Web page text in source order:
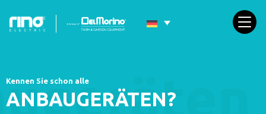
Kennen Sie schon alle
ANBAUGERÄTEN?